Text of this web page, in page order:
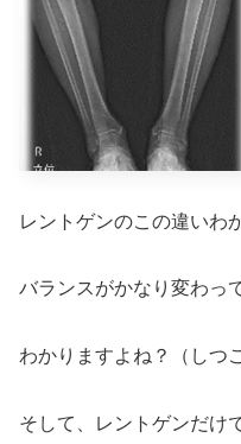
レントゲンのこの違いわ
バランスがかなり変わっ
わかりますよね？（しつ
そして、レントゲンだけ